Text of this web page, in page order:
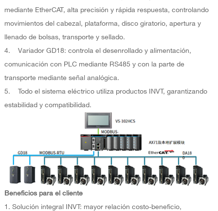
mediante EtherCAT, alta precisión y rápida respuesta, controlando
movimientos del cabezal, plataforma, disco giratorio, apertura y
llenado de bolsas, transporte y sellado.
4. Variador GD18: controla el desenrollado y alimentación,
comunicación con PLC mediante RS485 y con la parte de
transporte mediante señal analógica.
5. Todo el sistema eléctrico utiliza productos INVT, garantizando
estabilidad y compatibilidad.
Beneficios para el cliente
1. Solución integral INVT: mayor relación costo-beneficio,